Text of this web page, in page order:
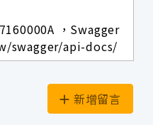
，Swagger
swagger/api-docs/
新增留言